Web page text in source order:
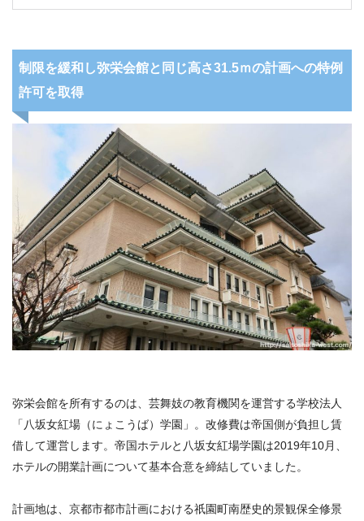
制限を緩和し弥栄会館と同じ高さ31.5ｍの計画への特例
許可を取得
弥栄会館を所有するのは、芸舞妓の教育機関を運営する学校法人
「八坂女紅場（にょこうば）学園」。改修費は帝国側が負担し賃
借して運営します。帝国ホテルと八坂女紅場学園は2019年10月、
ホテルの開業計画について基本合意を締結していました。
計画地は、京都市都市計画における祇園町南歴史的景観保全修景